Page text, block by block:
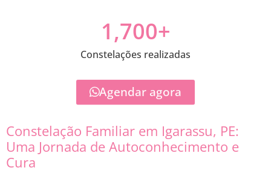
Constelações realizadas
1,700+
Agendar agora
Constelação Familiar em Igarassu, PE:
Uma Jornada de Autoconhecimento e
Cura